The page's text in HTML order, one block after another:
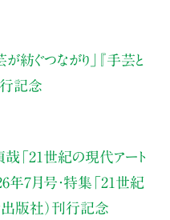
が紡ぐつながり」
『手芸と
行記念
哉 「21世紀の現代アート
年7月号・特集「21世紀
出版社）刊行記念